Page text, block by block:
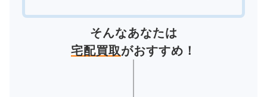
そんなあなたは
宅配買取がおすすめ！